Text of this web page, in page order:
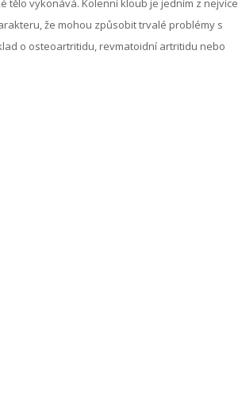
tělo vykonává. Kolenní kloub je jedním z nejvíce
že mohou způsobit trvalé problémy s
o osteoartritidu, revmatoidní artritidu nebo